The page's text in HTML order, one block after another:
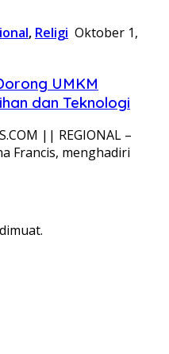
, Religi Oktober 1,
UMKM
dan Teknologi
|| REGIONAL –
Francis, menghadiri